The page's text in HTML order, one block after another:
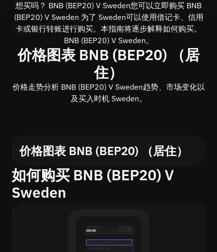
想买吗？ BNB (BEP20) V Sweden您可以立即购买 BNB
(BEP20) V Sweden 为了 Sweden可以使用借记卡、信用
卡或银行转账进行购买。本指南将逐步解释如何购买。
BNB (BEP20) V Sweden。
价格图表 BNB (BEP20) （居
住）
价格走势分析 BNB (BEP20) V Sweden趋势、市场变化以
及买入时机 Sweden。
价格图表 BNB (BEP20) （居住）
如何购买 BNB (BEP20) V
Sweden